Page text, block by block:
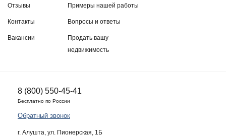
Отзывы
Контакты
Вакансии
Примеры нашей работы
Вопросы и ответы
Продать вашу
недвижимость
8 (800) 550-45-41
Бесплатно по России
Обратный звонок
г. Алушта, ул. Пионерская, 1Б